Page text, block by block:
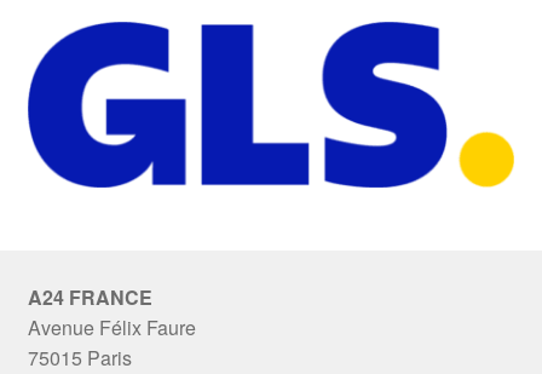
A24 FRANCE
Avenue Félix Faure
75015 Paris